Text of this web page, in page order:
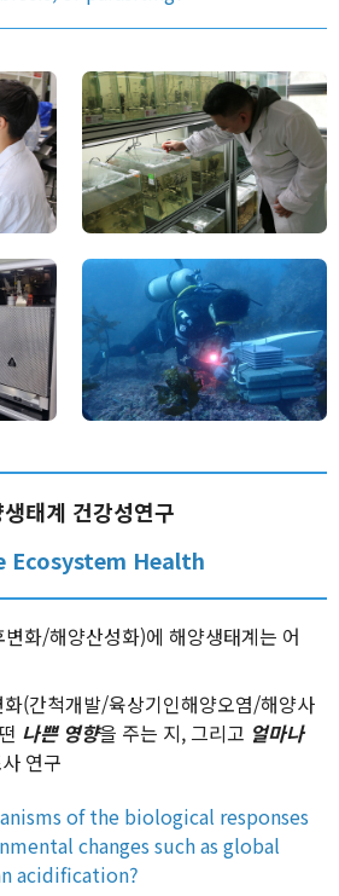
태계 건강성연구
Ecosystem Health
화/해양산성화)에 해양생태계는 어
(간척개발/육상기인해양오염/해양사
나쁜 영향을 주는 지, 그리고 얼마나
연구
of the biological responses
changes such as global
acidification?